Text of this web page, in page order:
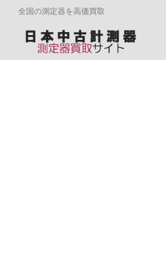
全国の測定器を高価買取